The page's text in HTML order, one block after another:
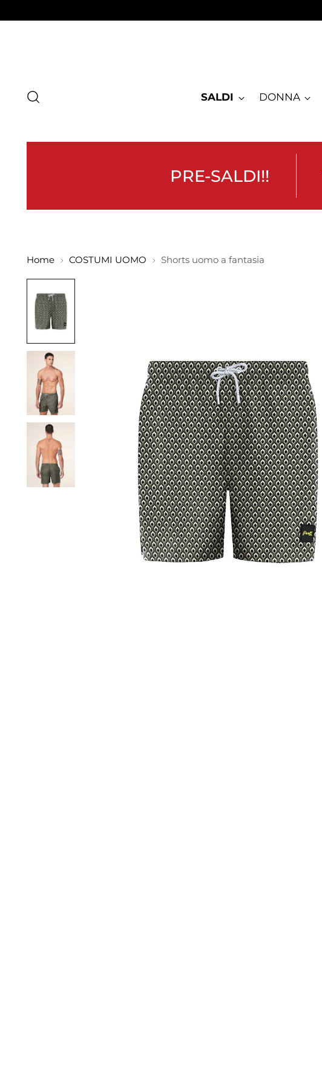
SALDI DONNA
PRE-SALDI!!
Home COSTUMI UOMO Shorts uomo a fantasia